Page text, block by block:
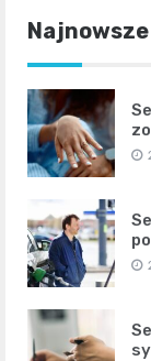
Najnowsze